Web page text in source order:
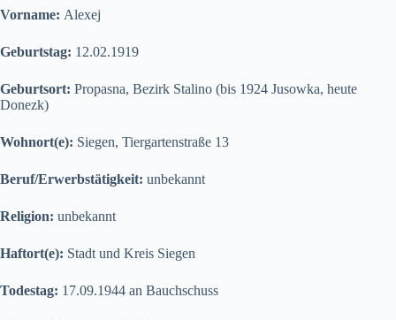
Vorname: Alexej
Geburtstag: 12.02.1919
Geburtsort: Propasna, Bezirk Stalino (bis 1924 Jusowka, heute
Donezk)
Wohnort(e): Siegen, Tiergartenstraße 13
Beruf/Erwerbstätigkeit: unbekannt
Religion: unbekannt
Haftort(e): Stadt und Kreis Siegen
Todestag: 17.09.1944 an Bauchschuss